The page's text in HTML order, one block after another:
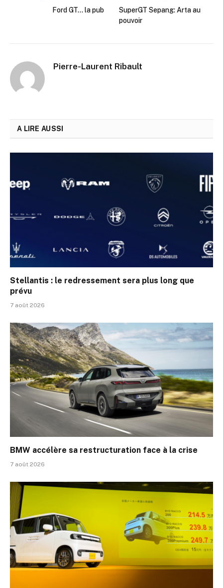
Ford GT… la pub
SuperGT Sepang: Arta au
pouvoir
Pierre-Laurent Ribault
A LIRE AUSSI
Stellantis : le redressement sera plus long que
prévu
7 août 2026
BMW accélère sa restructuration face à la crise
7 août 2026